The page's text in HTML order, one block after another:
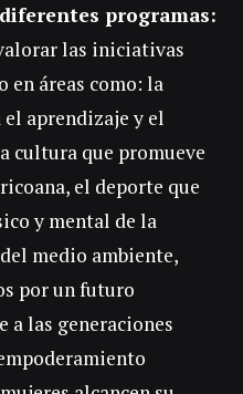
programas:
las iniciativas
en áreas como: la
aprendizaje y el
cultura que promueve
el deporte que
y mental de la
medio ambiente,
por un futuro
a las generaciones